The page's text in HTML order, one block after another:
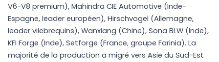
V6-V8 premium), Mahindra CIE Automotive (Inde-
Espagne, leader européen), Hirschvogel (Allemagne,
leader vilebrequins), Wanxiang (Chine), Sona BLW (Inde),
KFI Forge (Inde), Setforge (France, groupe Farinia). La
majorité de la production a migré vers Asie du Sud-Est